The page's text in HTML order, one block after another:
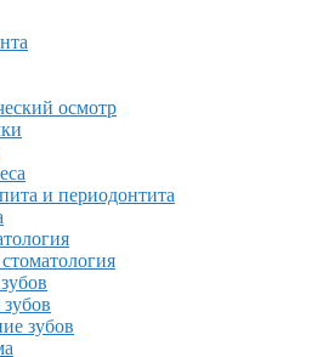
осмотр
и периодонтита
зубов